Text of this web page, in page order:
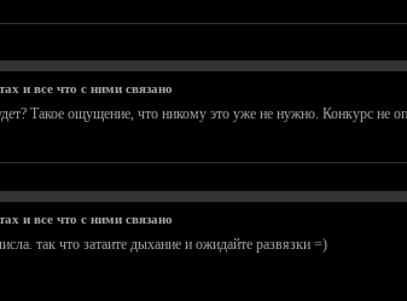
и все что с ними связано
Такое ощущение, что никому это уже не нужно. Конкурс не
и все что с ними связано
так что затаите дыхание и ожидайте развязки =)